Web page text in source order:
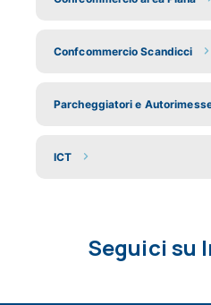
Confcommercio Scandicci
Parcheggiatori e
ICT
Seguici su